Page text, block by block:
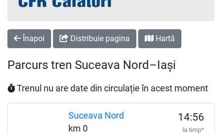
Înapoi Distribuie pagina Hartă
Parcurs tren Suceava Nord–Iași
Trenul nu are date din circulație în acest moment
Suceava Nord
km 0
14:56
la timp*